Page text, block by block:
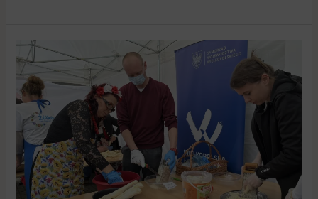
Gospodynie
będą
mogły
„pochrzanić”